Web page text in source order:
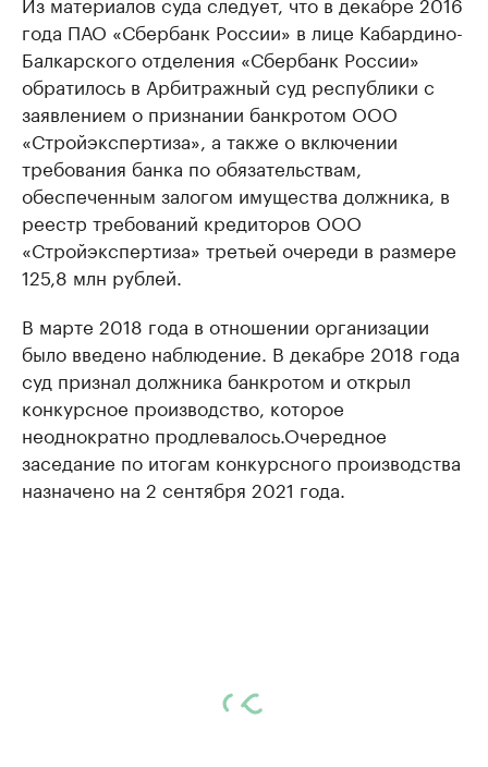
года ПАО «Сбербанк России» в лице Кабардино-
Балкарского отделения «Сбербанк России»
обратилось в Арбитражный суд республики с
заявлением о признании банкротом ООО
«Стройэкспертиза», а также о включении
требования банка по обязательствам,
обеспеченным залогом имущества должника, в
реестр требований кредиторов ООО
«Стройэкспертиза» третьей очереди в размере
125,8 млн рублей.
В марте 2018 года в отношении организации
было введено наблюдение. В декабре 2018 года
суд признал должника банкротом и открыл
конкурсное производство, которое
неоднократно продлевалось.Очередное
заседание по итогам конкурсного производства
назначено на 2 сентября 2021 года.